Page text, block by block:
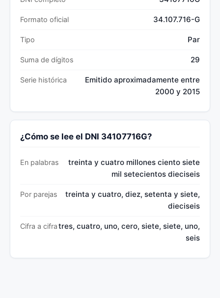
Formato oficial 34.107.716-G
Tipo Par
Suma de dígitos 29
Serie histórica
Emitido aproximadamente entre
2000 y 2015
¿Cómo se lee el DNI 34107716G?
En palabras
treinta y cuatro millones ciento siete
mil setecientos dieciseis
Por parejas
treinta y cuatro, diez, setenta y siete,
dieciseis
Cifra a cifratres, cuatro, uno, cero, siete, siete, uno,
seis